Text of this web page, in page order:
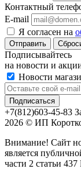
Контактный
E-mail
Я согласен на
Подписывайтесь
на новости и
Новости
+7(812)603-45-83
2026 © ИП
Внимание! Сайт
является
части 2 статьи